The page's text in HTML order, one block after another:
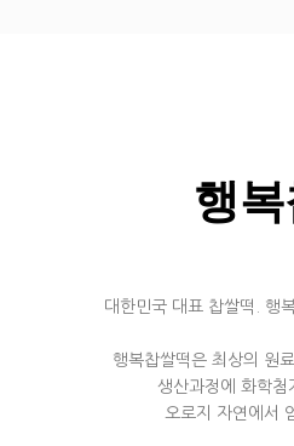
행
대한민국 대표 찹쌀떡. 행
행복찹쌀떡은 최상의 원
생산과정에 화학
오로지 자연에서